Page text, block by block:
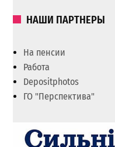
НАШИ ПАРТНЕРЫ
На пенсии
Работа
Depositphotos
ГО "Перспектива"